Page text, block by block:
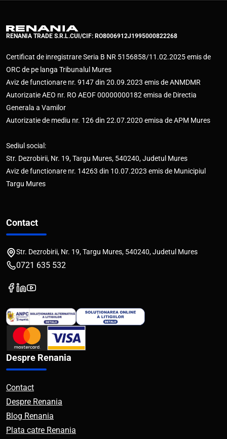
RENANIA TRADE S.R.L.CUI/CIF: RO8006912J1995000822268
Certificat de inregistrare Seria B NR 5156858/11.02.2025 emis de
ORC de pe langa Tribunalul Mures
Aviz de functionare nr. 9147 din 20.09.2023 emis de ANMDMR
Autorizatie AEO nr. RO AEOF 00000000182 emisa de Directia
Generala a Vamilor
Autorizatie de mediu nr. 126 din 22.07.2020 emisa de APM Mures
Sediul social:
Str. Dezrobirii, Nr. 19, Targu Mures, 540240, Judetul Mures
Aviz de functionare nr. 14263 din 10.07.2023 emis de Municipiul
Targu Mures
Contact
Str. Dezrobirii, Nr. 19, Targu Mures, 540240, Judetul Mures
0721 635 532
Despre Renania
Contact
Despre Renania
Blog Renania
Plata catre Renania